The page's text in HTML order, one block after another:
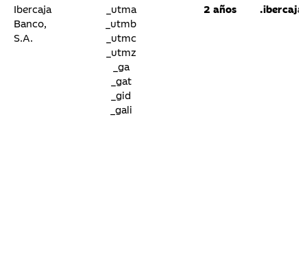
Ibercaja
Banco,
S.A.
_utma
_utmb
_utmc
_utmz
_ga
_gat
_gid
_gali
2 años